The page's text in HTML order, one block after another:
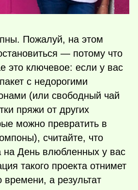
Пожалуй, на этом
— потому что
это ключевое: если у ваc
с недорогими
(или свободный чай
пряжи от других
можно превратить в
считайте, что
на День влюбленных у вас
такого проекта отнимет
времени, а результат